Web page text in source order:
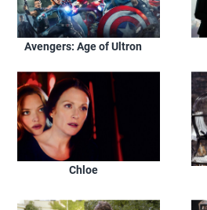
Avengers: Age of Ultron
Chloe